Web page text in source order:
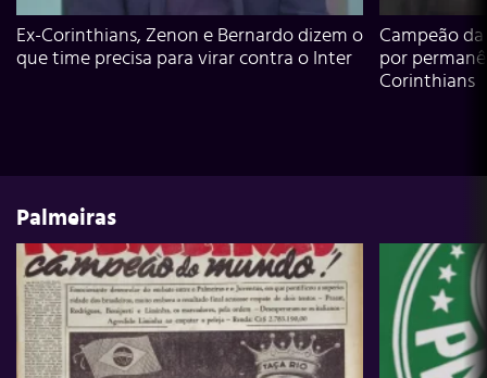
Ex-Corinthians, Zenon e Bernardo dizem o
que time precisa para virar contra o Inter
Campeão
por
Corinthians
Palmeiras